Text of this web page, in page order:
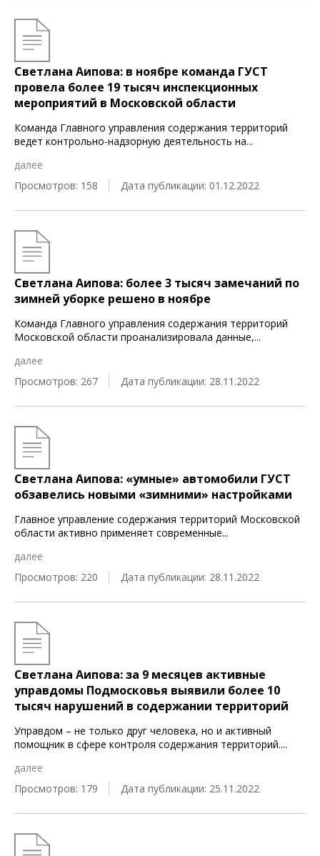
Светлана Аипова: в ноябре команда ГУСТ
провела более 19 тысяч инспекционных
мероприятий в Московской области
Команда Главного управления содержания территорий
ведет контрольно-надзорную деятельность на...
далее
Просмотров: 158
Дата публикации: 01.12.2022
Светлана Аипова: более 3 тысяч замечаний по
зимней уборке решено в ноябре
Команда Главного управления содержания территорий
Московской области проанализировала данные,...
далее
Просмотров: 267
Дата публикации: 28.11.2022
Светлана Аипова: «умные» автомобили ГУСТ
обзавелись новыми «зимними» настройками
Главное управление содержания территорий Московской
области активно применяет современные...
далее
Просмотров: 220
Дата публикации: 28.11.2022
Светлана Аипова: за 9 месяцев активные
управдомы Подмосковья выявили более 10
тысяч нарушений в содержании территорий
Управдом – не только друг человека, но и активный
помощник в сфере контроля содержания территорий....
далее
Просмотров: 179
Дата публикации: 25.11.2022